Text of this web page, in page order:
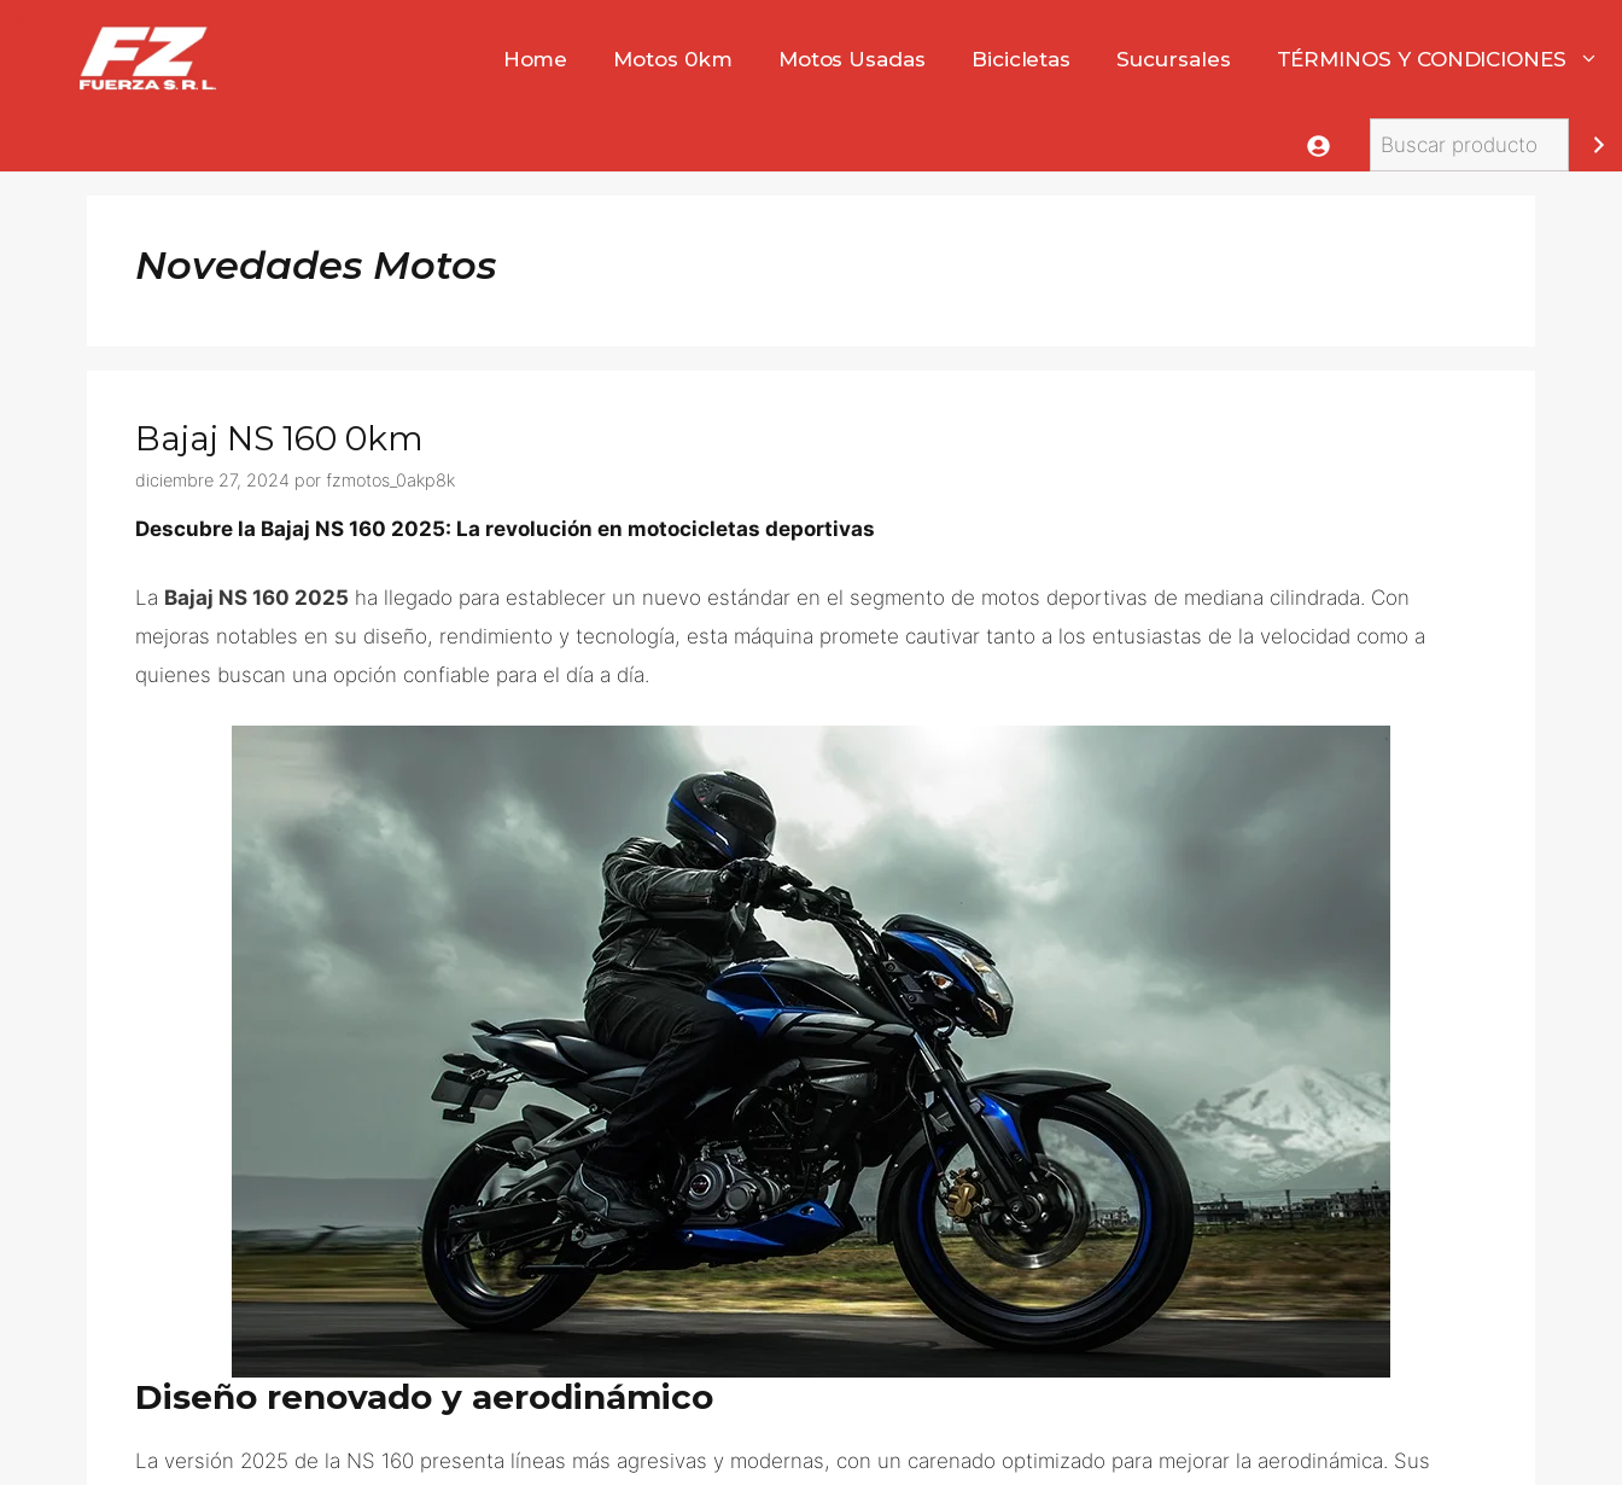
contenido
Home Motos 0km Motos Usadas Bicicletas Sucursales TÉRMINOS Y CONDICIONES
Buscar
Novedades Motos
Bajaj NS 160 0km
diciembre 27, 2024 por fzmotos_0akp8k
Descubre la Bajaj NS 160 2025: La revolución en motocicletas deportivas
La Bajaj NS 160 2025 ha llegado para establecer un nuevo estándar en el segmento de motos deportivas de mediana cilindrada. Con
mejoras notables en su diseño, rendimiento y tecnología, esta máquina promete cautivar tanto a los entusiastas de la velocidad como a
quienes buscan una opción confiable para el día a día.
Diseño renovado y aerodinámico
La versión 2025 de la NS 160 presenta líneas más agresivas y modernas, con un carenado optimizado para mejorar la aerodinámica. Sus